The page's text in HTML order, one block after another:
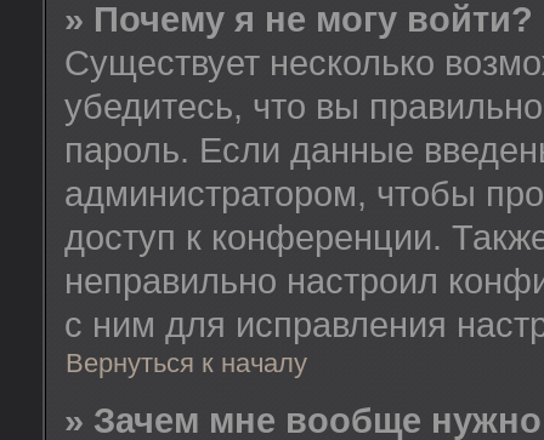
» Почему я не могу войти?
Существует несколько
убедитесь, что вы
пароль. Если данные
администратором, чтобы
доступ к конференции.
неправильно настроил
с ним для исправления
Вернуться к началу
» Зачем мне вообще нужно